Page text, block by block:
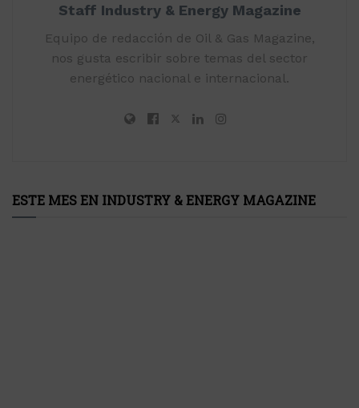
Staff Industry & Energy Magazine
Equipo de redacción de Oil & Gas Magazine,
nos gusta escribir sobre temas del sector
energético nacional e internacional.
ESTE MES EN INDUSTRY & ENERGY MAGAZINE